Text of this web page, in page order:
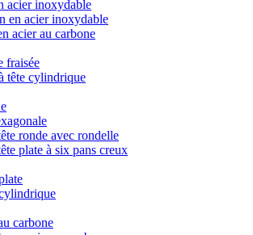
acier inoxydable
en acier inoxydable
acier au carbone
fraisée
tête cylindrique
ronde avec rondelle
plate à six pans creux
carbone